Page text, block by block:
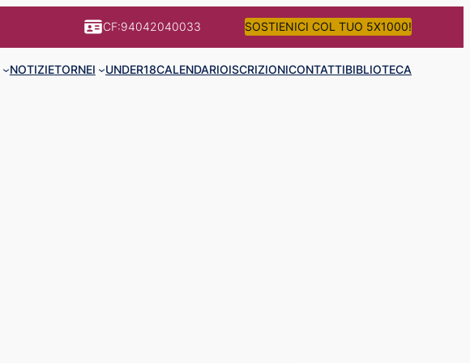
CF:94042040033 SOSTIENICI COL TUO 5X1000!
NOTIZIETORNEI UNDER18CALENDARIOISCRIZIONICONTATTIBIBLIOTECA